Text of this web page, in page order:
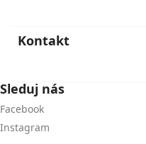
Kontakt
Sleduj nás
Facebook
Instagram